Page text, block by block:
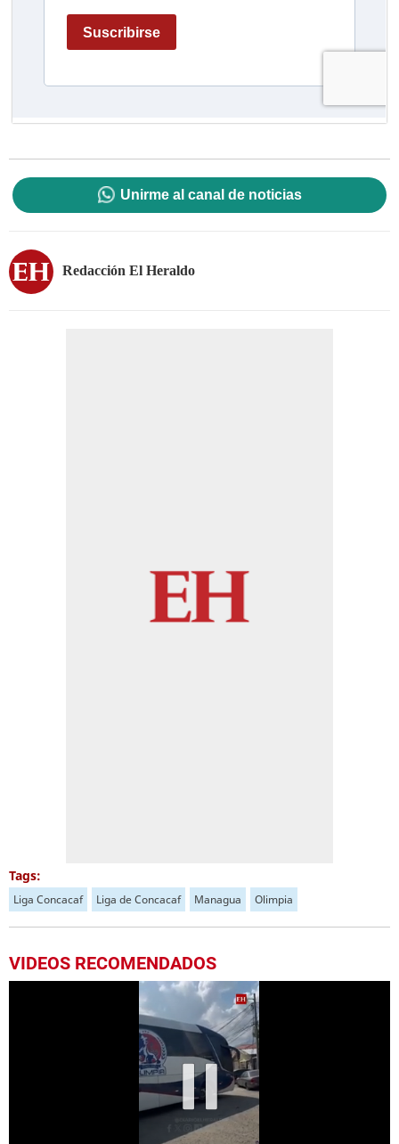
Unirme al canal de noticias
Redacción El Heraldo
Tags:
Liga Concacaf Liga de Concacaf Managua Olimpia
VIDEOS RECOMENDADOS